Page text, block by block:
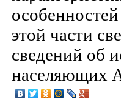
этой части
сведений об
населяющих